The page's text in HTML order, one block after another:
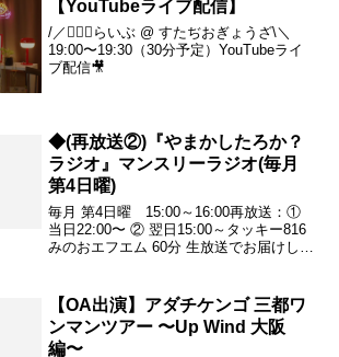
【YouTubeライブ配信】
/／💁🏻‍♂️らいぶ @ すたぢおぎょうざ\＼
19:00〜19:30（30分予定）YouTubeライ
ブ配信🎥
◆(再放送②)『やまかしたろか？
ラジオ』マンスリーラジオ(毎月
第4日曜)
毎月 第4日曜 15:00～16:00再放送：①
当日22:00〜 ② 翌日15:00～タッキー816
みのおエフエム 60分 生放送でお届けして
でお応えしながら...
【OA出演】アダチケンゴ 三都ワ
ンマンツアー 〜Up Wind 大阪
編〜